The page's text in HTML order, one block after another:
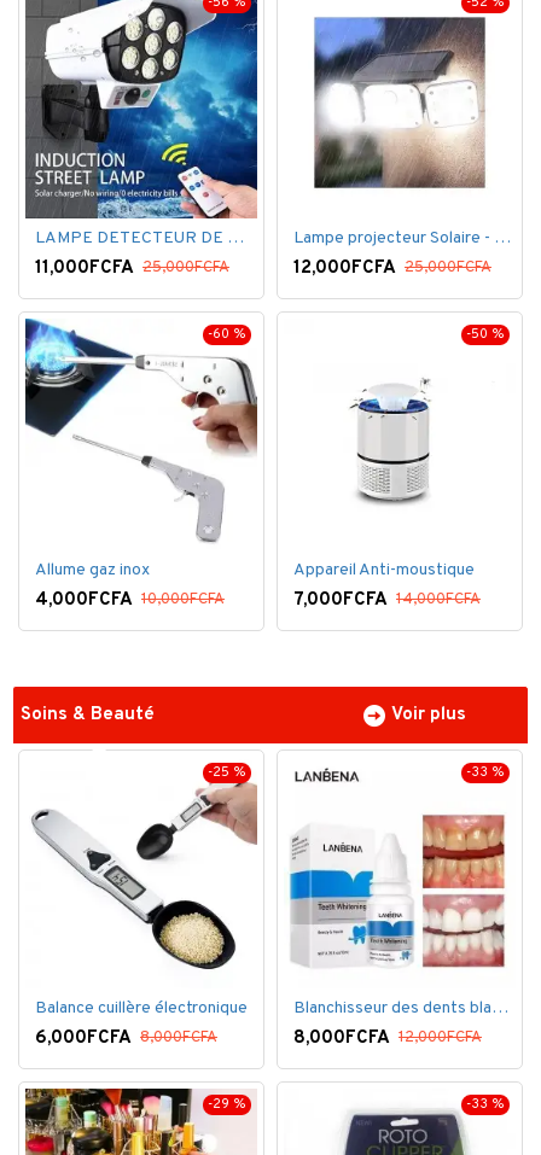
LAMPE DETECTEUR DE MOUVEMENT SOLAR SENSOR LIGHT
11,000FCFA 25,000FCFA
Lampe projecteur Solaire - Détecteur de mouvement - Intelligente 3 Face
12,000FCFA 25,000FCFA
-60 %
Allume gaz inox
4,000FCFA 10,000FCFA
-50 %
Appareil Anti-moustique
7,000FCFA 14,000FCFA
Soins & Beauté Voir plus
-25 %
Balance cuillère électronique
6,000FCFA 8,000FCFA
-33 %
Blanchisseur des dents blanc éblouissant
8,000FCFA 12,000FCFA
-29 % -33 %